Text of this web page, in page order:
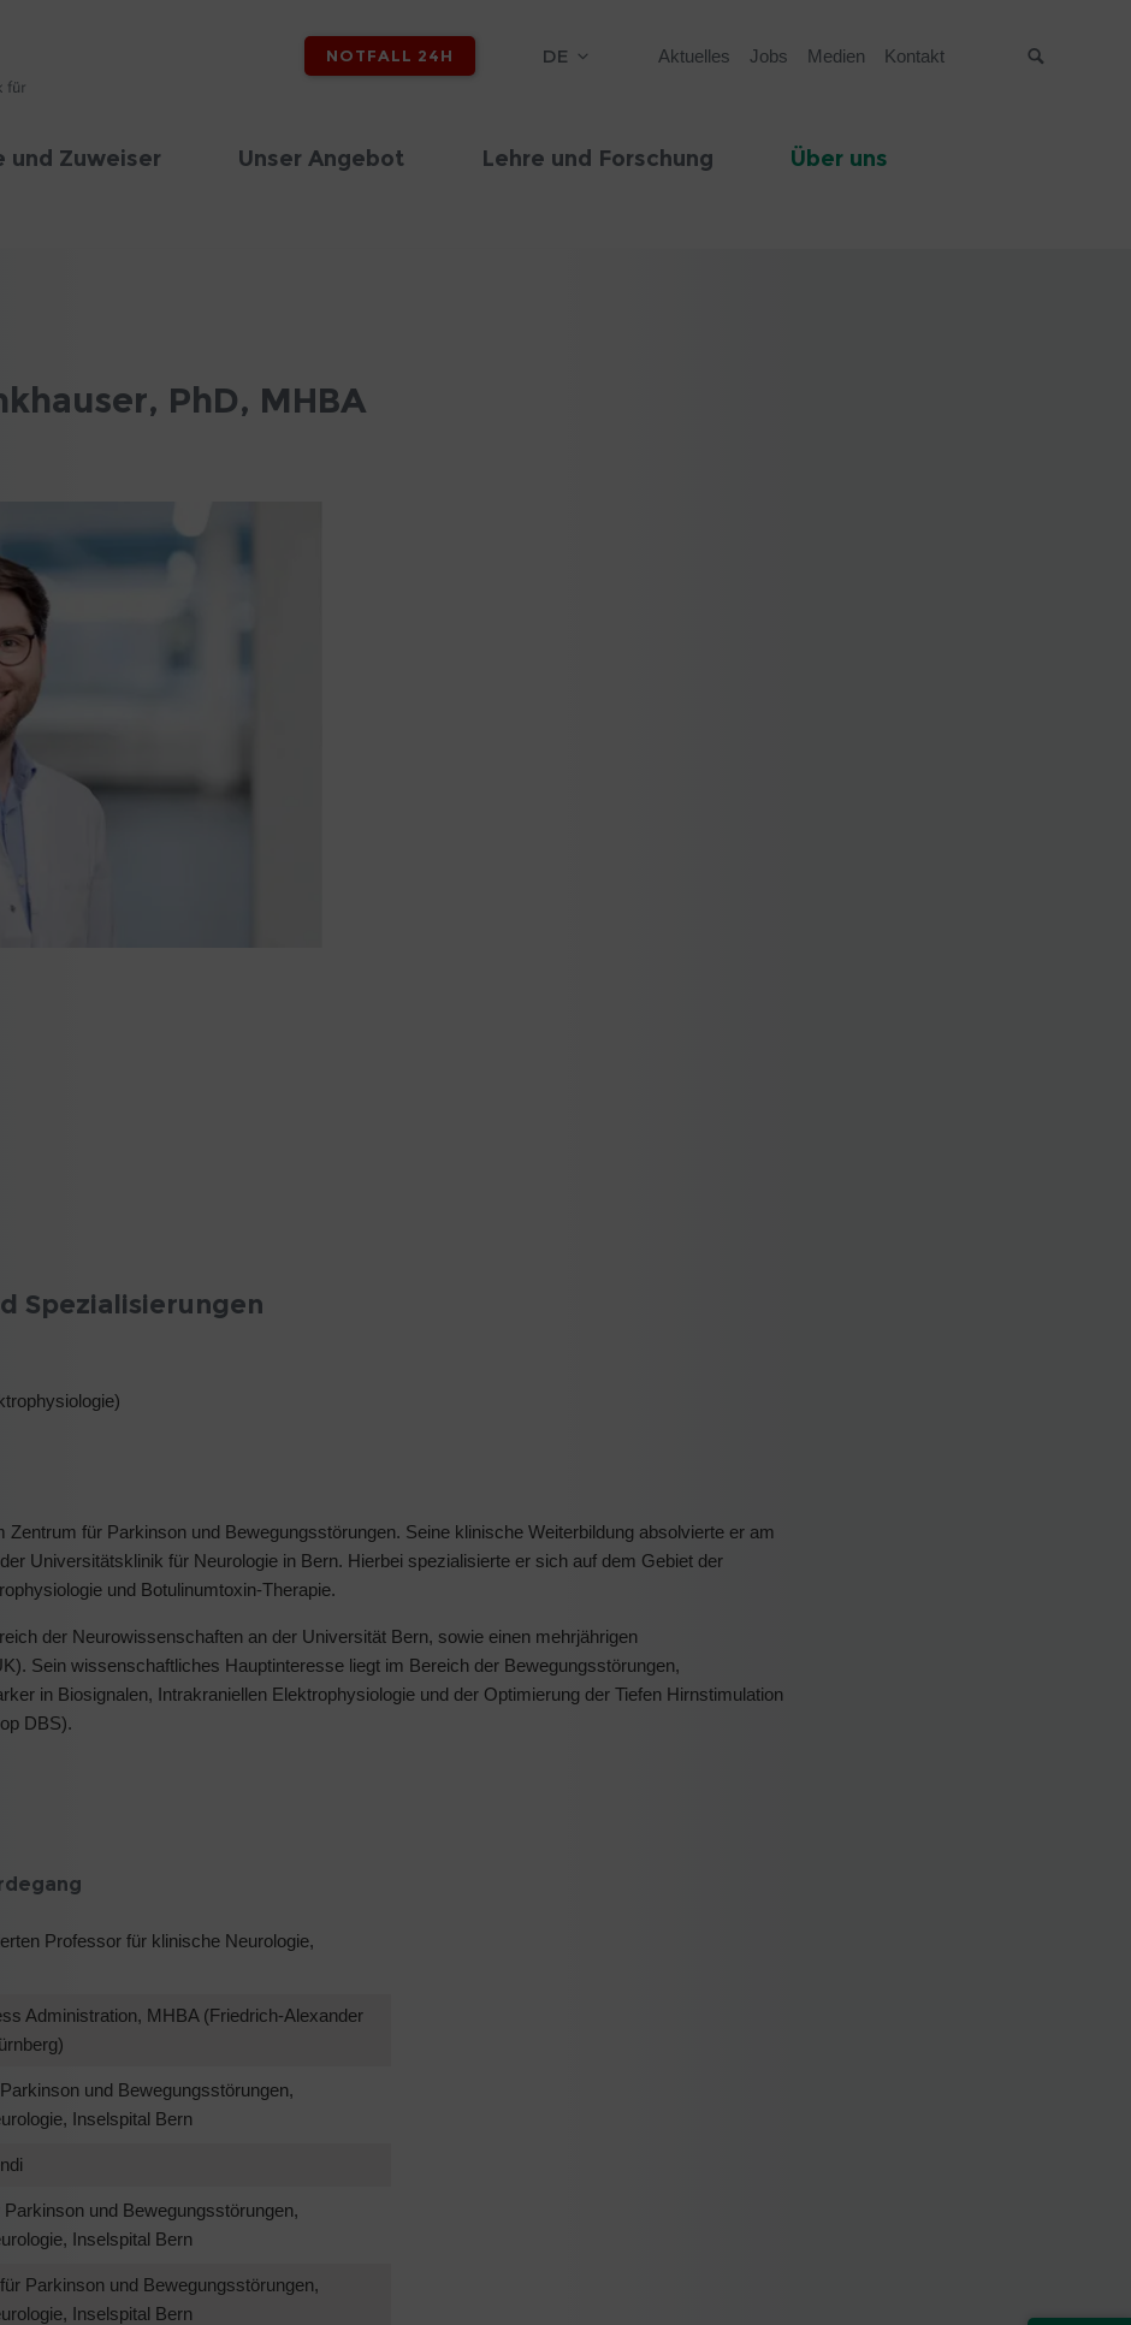
NOTFALL 24H DE Aktuelles Jobs Medien Kontakt
und Zuweiser Unser Angebot Lehre und Forschung Über uns
PhD, MHBA
Spezialisierungen
für Parkinson und Bewegungsstörungen. Seine klinische Weiterbildung absolvierte er am
Universitätsklinik für Neurologie in Bern. Hierbei spezialisierte er sich auf dem Gebiet der
und Botulinumtoxin-Therapie.
der Neurowissenschaften an der Universität Bern, sowie einen mehrjährigen
Sein wissenschaftliches Hauptinteresse liegt im Bereich der Bewegungsstörungen,
in Biosignalen, Intrakraniellen Elektrophysiologie und der Optimierung der Tiefen Hirnstimulation
DBS).
Professor für klinische Neurologie,
Administration, MHBA (Friedrich-Alexander
und Bewegungsstörungen,
Inselspital Bern
und Bewegungsstörungen,
Inselspital Bern
Parkinson und Bewegungsstörungen,
Inselspital Bern